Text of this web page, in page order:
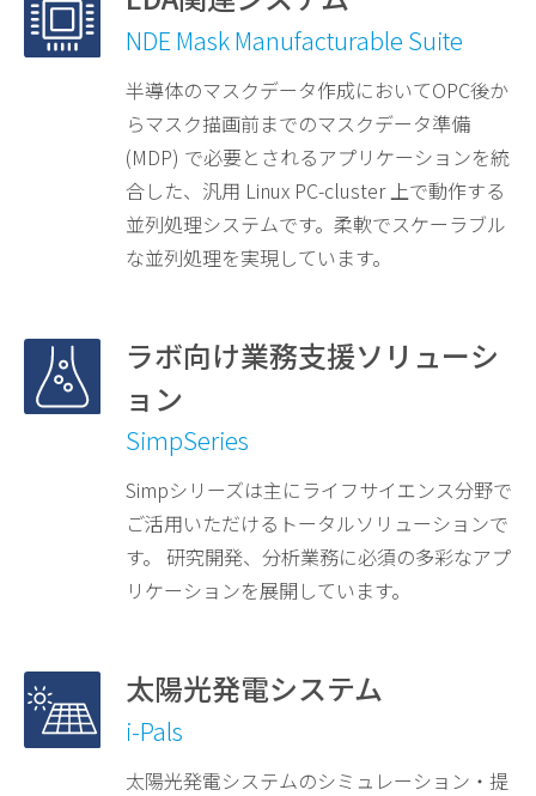
NDE Mask Manufacturable Suite
半導体のマスクデータ作成においてOPC後か
らマスク描画前までのマスクデータ準備
(MDP) で必要とされるアプリケーションを統
合した、汎用 Linux PC-cluster 上で動作する
並列処理システムです。柔軟でスケーラブル
な並列処理を実現しています。
ラボ向け業務支援ソリューシ
ョン
SimpSeries
Simpシリーズは主にライフサイエンス分野で
ご活用いただけるトータルソリューションで
す。 研究開発、分析業務に必須の多彩なアプ
リケーションを展開しています。
太陽光発電システム
i-Pals
太陽光発電システムのシミュレーション・提